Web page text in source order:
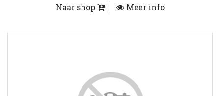
Naar shop Meer info